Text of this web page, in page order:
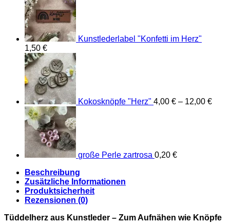
Kunstlederlabel "Konfetti im Herz"
1,50 €
Kokosknöpfe "Herz" 4,00 € – 12,00 €
große Perle zartrosa 0,20 €
Beschreibung
Zusätzliche Informationen
Produktsicherheit
Rezensionen (0)
Tüddelherz aus Kunstleder – Zum Aufnähen wie Knöpfe